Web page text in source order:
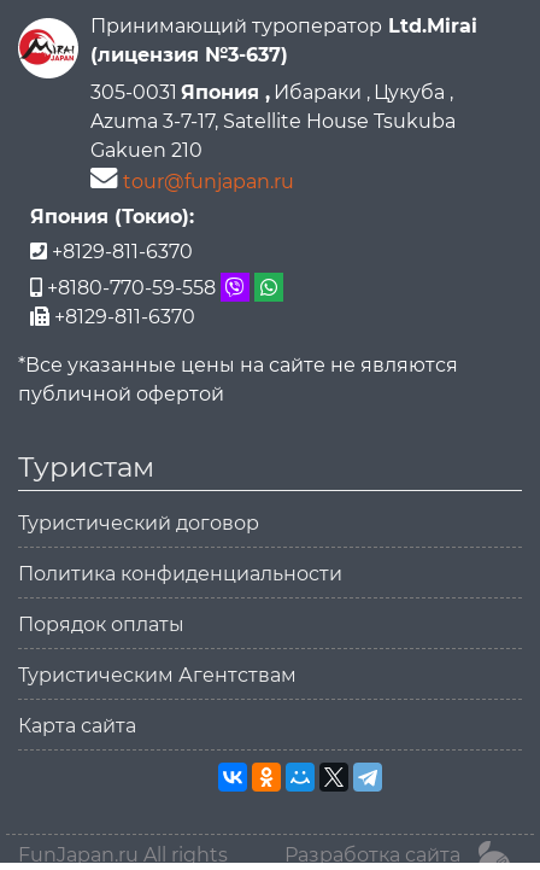
Принимающий туроператор Ltd.Mirai
(лицензия №3-637)
305-0031 Япония , Ибараки , Цукуба ,
Azuma 3-7-17, Satellite House Tsukuba
Gakuen 210
tour@funjapan.ru
Япония (Токио):
+8129-811-6370
+8180-770-59-558
+8129-811-6370
*Все указанные цены на сайте не являются
публичной офертой
Туристам
Туристический договор
Политика конфиденциальности
Порядок оплаты
Туристическим Агентствам
Карта сайта
FunJapan.ru All rights Разработка сайта